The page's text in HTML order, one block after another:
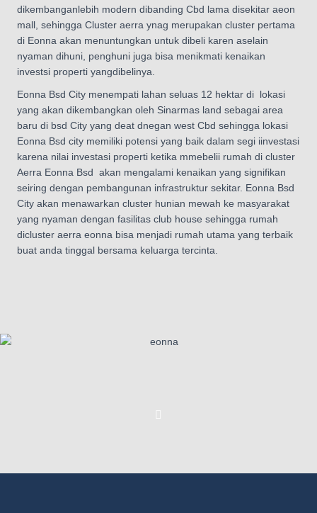
dikembanganlebih modern dibanding Cbd lama disekitar aeon
mall, sehingga Cluster aerra ynag merupakan cluster pertama
di Eonna akan menuntungkan untuk dibeli karen aselain
nyaman dihuni, penghuni juga bisa menikmati kenaikan
investsi properti yangdibelinya.
Eonna Bsd City menempati lahan seluas 12 hektar di lokasi
yang akan dikembangkan oleh Sinarmas land sebagai area
baru di bsd City yang deat dnegan west Cbd sehingga lokasi
Eonna Bsd city memiliki potensi yang baik dalam segi iinvestasi
karena nilai investasi properti ketika mmebelii rumah di cluster
Aerra Eonna Bsd akan mengalami kenaikan yang signifikan
seiring dengan pembangunan infrastruktur sekitar. Eonna Bsd
City akan menawarkan cluster hunian mewah ke masyarakat
yang nyaman dengan fasilitas club house sehingga rumah
dicluster aerra eonna bisa menjadi rumah utama yang terbaik
buat anda tinggal bersama keluarga tercinta.